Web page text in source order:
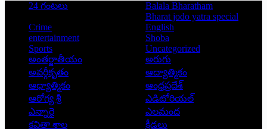
24 గంటలు
Balala Bharatham
Bharat jodo yatra special
Crime
English
entertainment
Shoba
Sports
Uncategorized
అంతర్జాతీయం
అరుగు
అవర్గీకృతం
ఆద్యాత్మికం
ఆధ్యాత్మికం
ఆంధ్రప్రదేశ్
ఆరోగ్య శ్రీ
ఎడిటోరియల్
ఎన్నారై
ఎలమంద
కవితా శాల
క్రీడలు